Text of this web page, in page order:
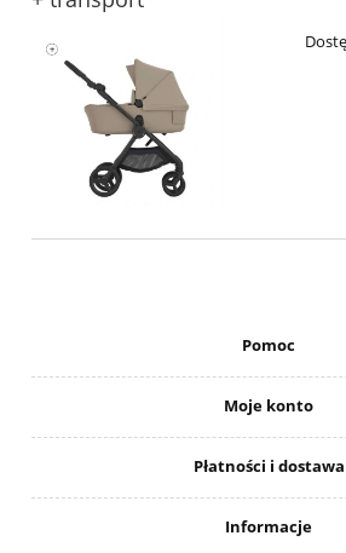
Pomoc
Moje konto
Płatności i dostawa
Informacje